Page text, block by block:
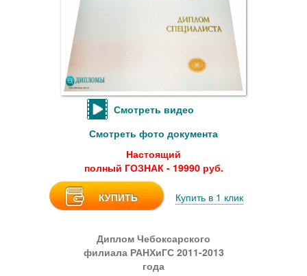
Смотреть видео
Смотреть фото документа
Настоящий
полный ГОЗНАК - 19990 руб.
КУПИТЬ Купить в 1 клик
Диплом Чебоксарского
филиала РАНХиГС 2011-2013
года